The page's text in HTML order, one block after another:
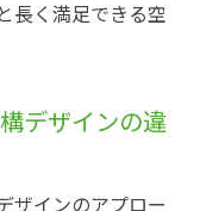
長く満足できる空
デザインの違
ザインのアプロー